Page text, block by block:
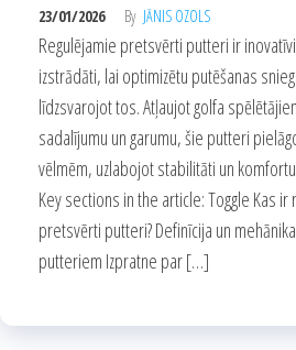
23/01/2026 By JĀNIS OZOLS
Regulējamie pretsvērti putteri ir
izstrādāti, lai optimizētu putēšanas
līdzsvarojot tos. Atļaujot golfa
sadalījumu un garumu, šie putteri
vēlmēm, uzlabojot stabilitāti un
Key sections in the article: Toggle Kas ir
pretsvērti putteri? Definīcija un
putteriem Izpratne par […]